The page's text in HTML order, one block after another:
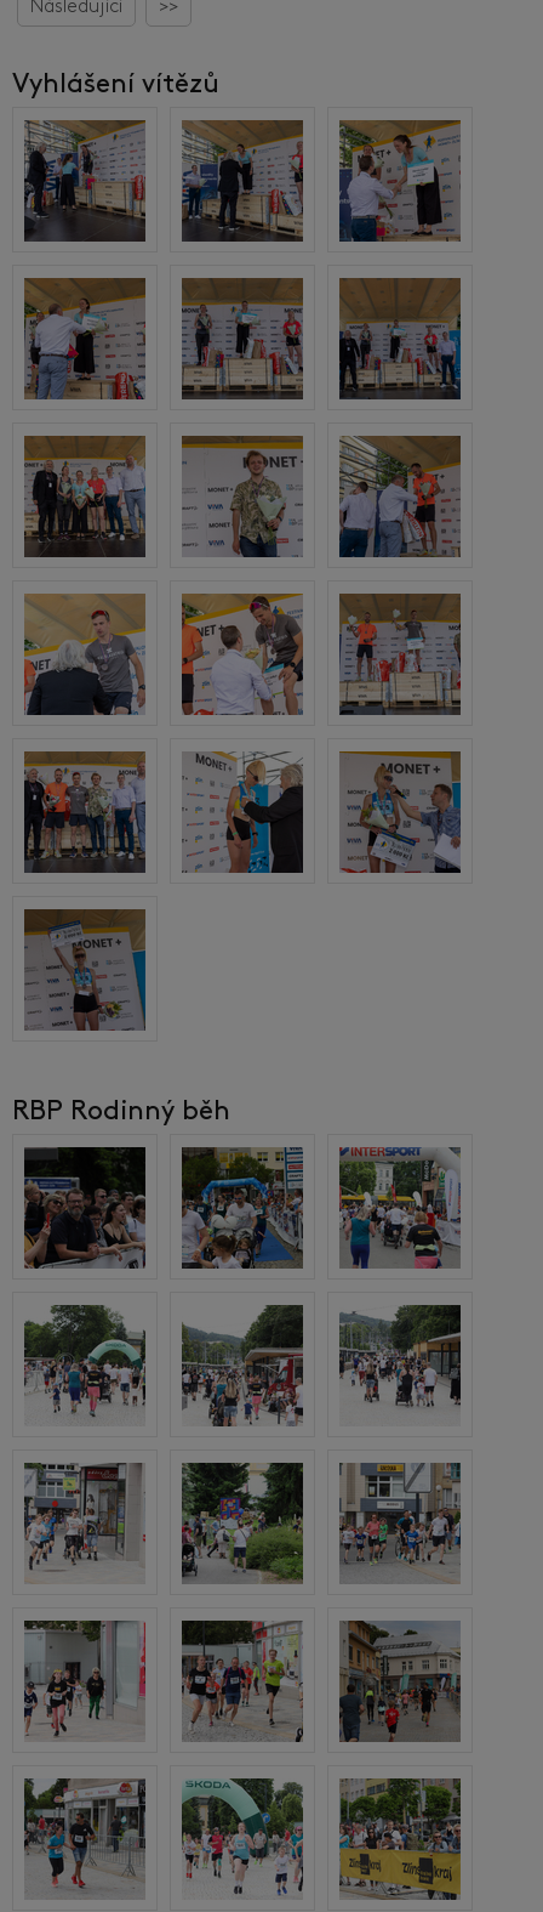
Následující >>
Vyhlášení vítězů
RBP Rodinný běh